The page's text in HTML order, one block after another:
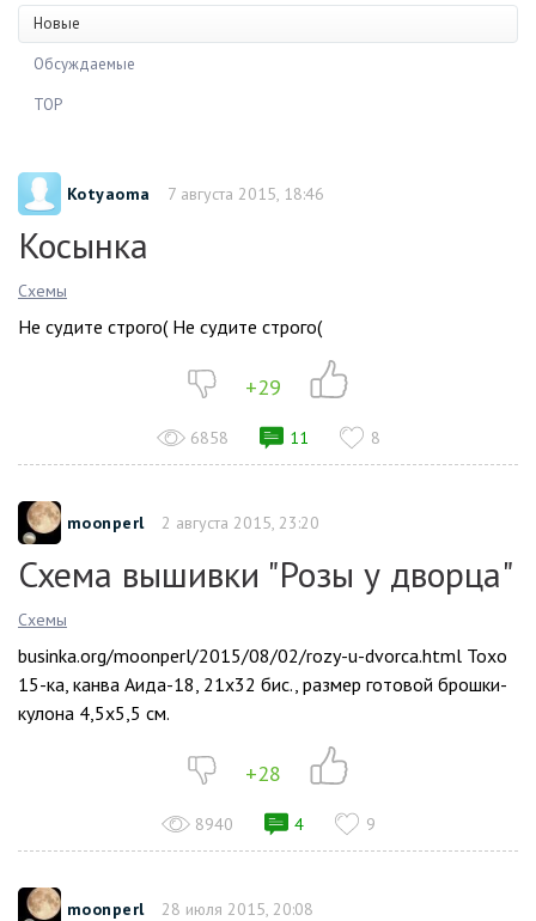
Новые
Обсуждаемые
TOP
Kotyaoma 7 августа 2015, 18:46
Косынка
Схемы
Не судите строго( Не судите строго(
+29
6858 11 8
moonperl 2 августа 2015, 23:20
Схема вышивки "Розы у дворца"
Схемы
businka.org/moonperl/2015/08/02/rozy-u-dvorca.html Тохо
15-ка, канва Аида-18, 21х32 бис., размер готовой брошки-
кулона 4,5х5,5 см.
+28
8940 4 9
moonperl 28 июля 2015, 20:08